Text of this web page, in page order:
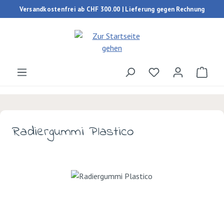
Zum Hauptinhalt springen
Versandkostenfrei ab CHF 300.00 | Lieferung gegen Rechnung
Du hast 0
Radiergummi Plastico
Bildergalerie überspringen